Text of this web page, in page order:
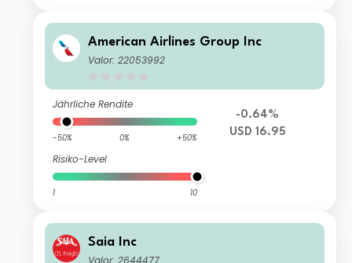
American Airlines Group Inc
Valor: 22053992
Jährliche Rendite
-50% 0% +50%
Risiko-Level
1 10
-0.64%
USD 16.95
Saia Inc
Valor: 2644477